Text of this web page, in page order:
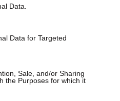
Data.
Data for Targeted
Sale, and/or Sharing
the Purposes for which it